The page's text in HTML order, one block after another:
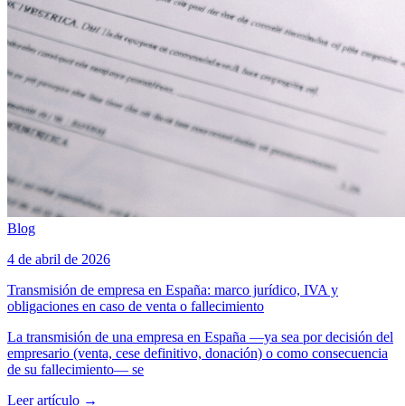
Blog
4 de abril de 2026
Transmisión de empresa en España: marco jurídico, IVA y
obligaciones en caso de venta o fallecimiento
La transmisión de una empresa en España —ya sea por decisión del
empresario (venta, cese definitivo, donación) o como consecuencia
de su fallecimiento— se
Leer artículo →